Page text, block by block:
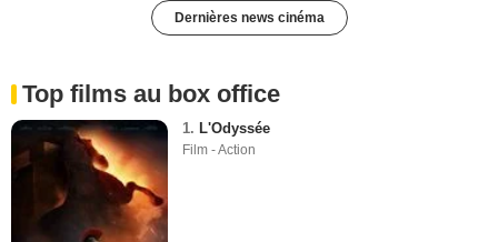
Dernières news cinéma
Top films au box office
1. L'Odyssée
Film - Action